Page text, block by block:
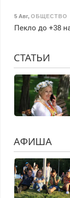
5 Авг, ОБЩЕСТВО
Пекло до +38
СТАТЬИ
АФИША